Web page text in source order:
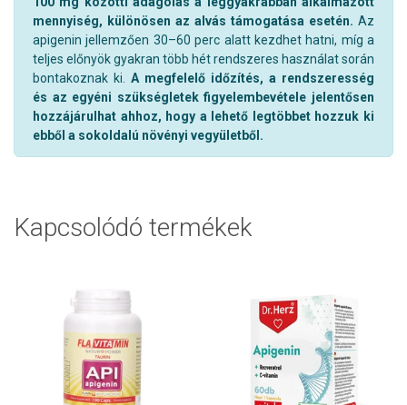
mennyiség, különösen az alvás támogatása esetén. Az
apigenin jellemzően 30–60 perc alatt kezdhet hatni, míg a
teljes előnyök gyakran több hét rendszeres használat során
bontakoznak ki. A megfelelő időzítés, a rendszeresség
és az egyéni szükségletek figyelembevétele jelentősen
hozzájárulhat ahhoz, hogy a lehető legtöbbet hozzuk ki
ebből a sokoldalú növényi vegyületből.
Kapcsolódó termékek